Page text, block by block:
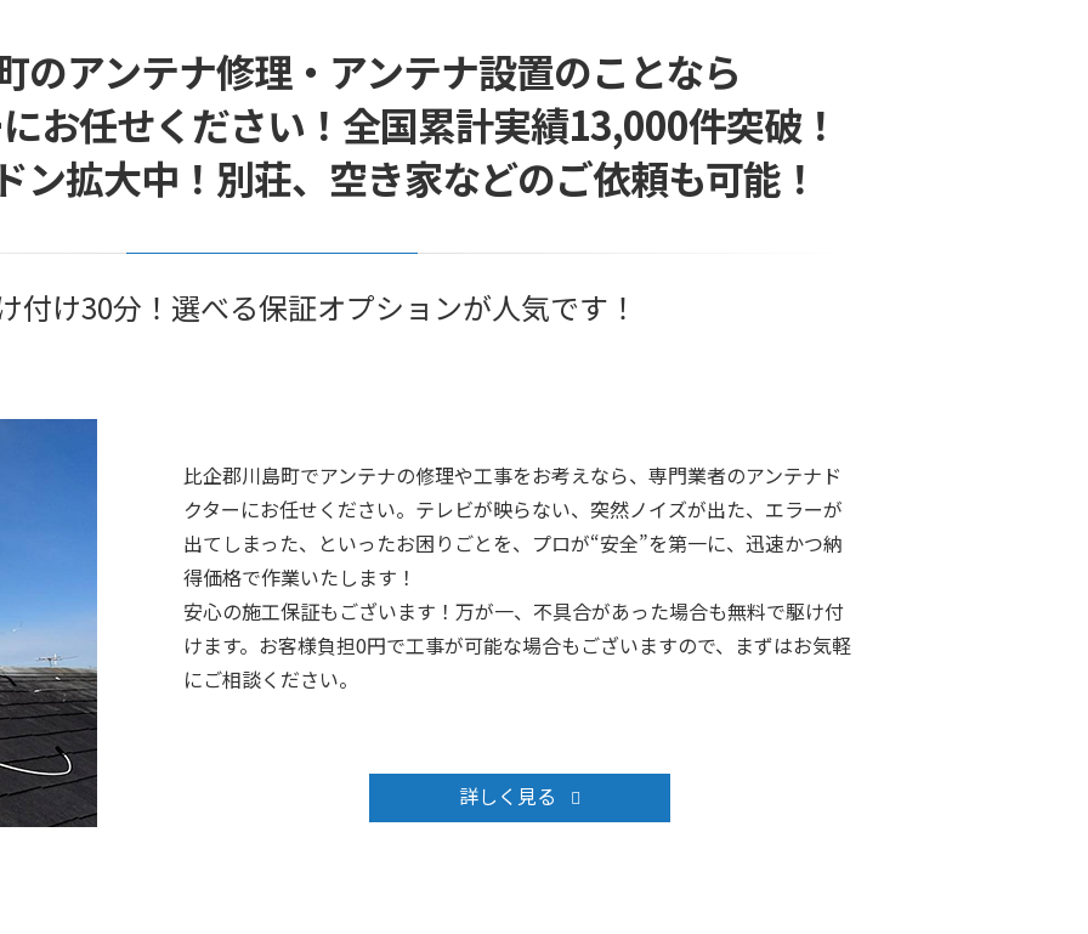
のアンテナ修理・アンテナ設置のことなら
お任せください！全国累計実績13,000件突破！
ン拡大中！別荘、空き家などのご依頼も可能！
付け30分！選べる保証オプションが人気です！
比企郡川島町でアンテナの修理や工事をお考えなら、専門業者のアンテナド
クターにお任せください。テレビが映らない、突然ノイズが出た、エラーが
出てしまった、といったお困りごとを、プロが“安全”を第一に、迅速かつ納
得価格で作業いたします！
安心の施工保証もございます！万が一、不具合があった場合も無料で駆け付
けます。お客様負担0円で工事が可能な場合もございますので、まずはお気軽
にご相談ください。
詳しく見る